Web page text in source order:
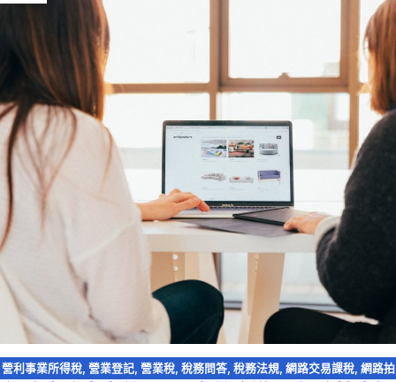
營利事業所得稅, 營業登記, 營業稅, 稅務問答, 稅務法規, 網路交易課稅, 網路拍